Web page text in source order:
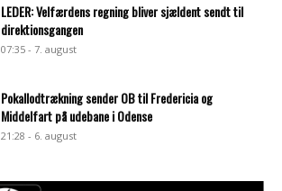
LEDER: Velfærdens regning bliver sjældent sendt til
direktionsgangen
07:35 - 7. august
Pokallodtrækning sender OB til Fredericia og
Middelfart på udebane i Odense
21:28 - 6. august